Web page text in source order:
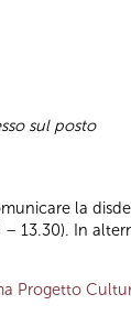
sul posto
la
13.30). In
Progetto